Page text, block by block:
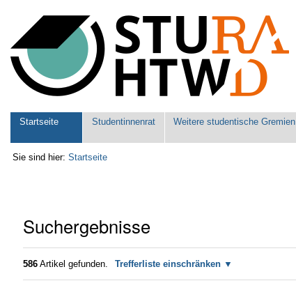
Werkzeuge
Sektionen
Startseite Studentinnenrat Weitere studentische Gremien
Sie sind hier: Startseite
Suchergebnisse
586 Artikel gefunden. Trefferliste einschränken